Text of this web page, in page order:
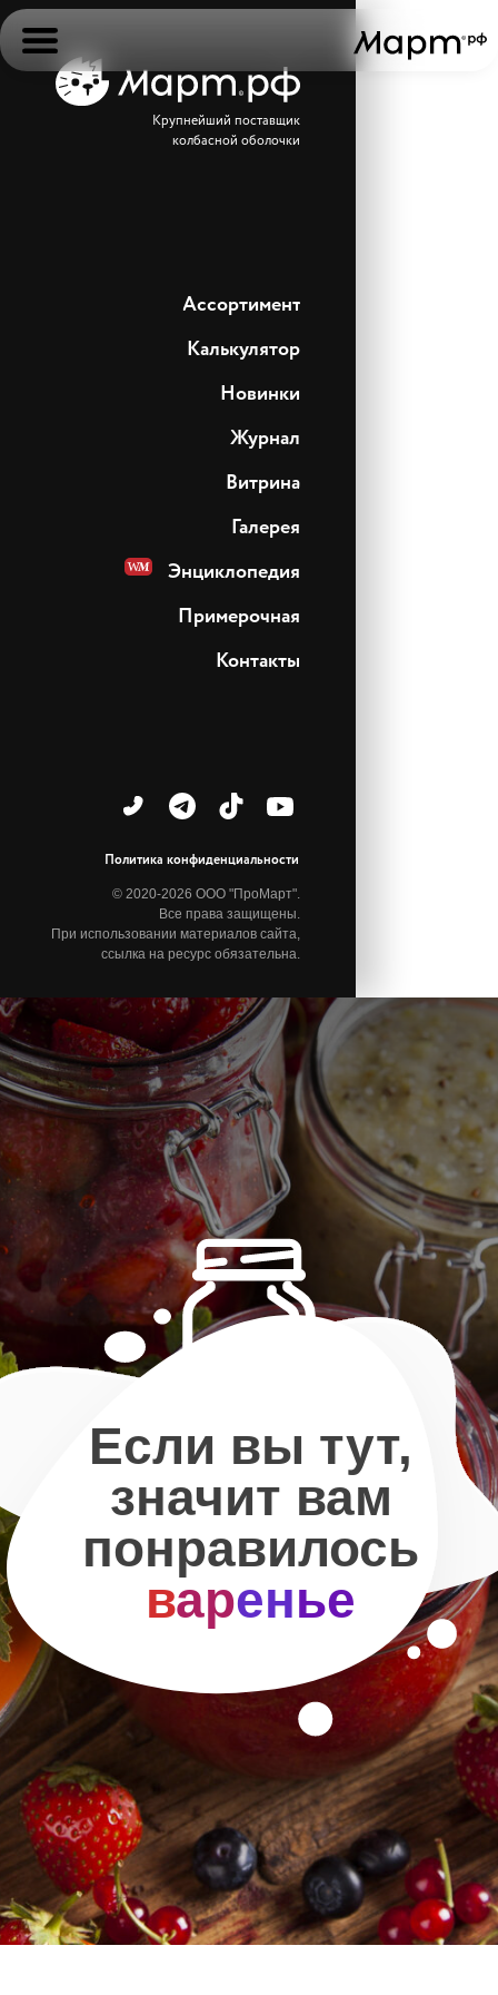
Ассортимент
Новинки
Журнал
Галерея
Витрина
Энциклопедия
Примерочная
Контакты
© 2020-2026 ООО "ПроМарт".
Все права защищены.
При использовании материалов сайта,
ссылка на ресурс обязательна.
Политика конфиденциальности
Крупнейший поставщик
колбасной оболочки
Калькулятор
Если вы тут,
значит вам
понравилось
варенье